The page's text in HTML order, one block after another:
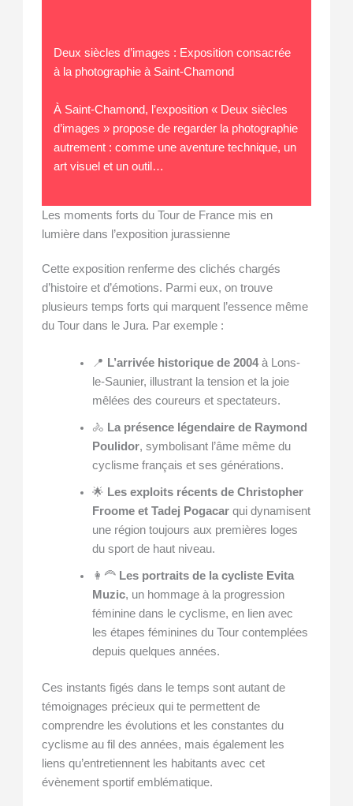
Deux siècles d’images : Exposition consacrée
à la photographie à Saint-Chamond
À Saint-Chamond, l’exposition « Deux siècles
d’images » propose de regarder la photographie
autrement : comme une aventure technique, un
art visuel et un outil…
Les moments forts du Tour de France mis en
lumière dans l’exposition jurassienne
Cette exposition renferme des clichés chargés
d’histoire et d’émotions. Parmi eux, on trouve
plusieurs temps forts qui marquent l’essence même
du Tour dans le Jura. Par exemple :
📍 L’arrivée historique de 2004à Lons-
le-Saunier, illustrant la tension et la joie
mêlées des coureurs et spectateurs.
🚴 La présence légendaire de Raymond
Poulidor, symbolisant l’âme même du
cyclisme français et ses générations.
🌟 Les exploits récents de Christopher
Froome et Tadej Pogacarqui dynamisent
une région toujours aux premières loges
du sport de haut niveau.
👩‍🦰 Les portraits de la cycliste Evita
Muzic, un hommage à la progression
féminine dans le cyclisme, en lien avec
les étapes féminines du Tour contemplées
depuis quelques années.
Ces instants figés dans le temps sont autant de
témoignages précieux qui te permettent de
comprendre les évolutions et les constantes du
cyclisme au fil des années, mais également les
liens qu’entretiennent les habitants avec cet
évènement sportif emblématique.